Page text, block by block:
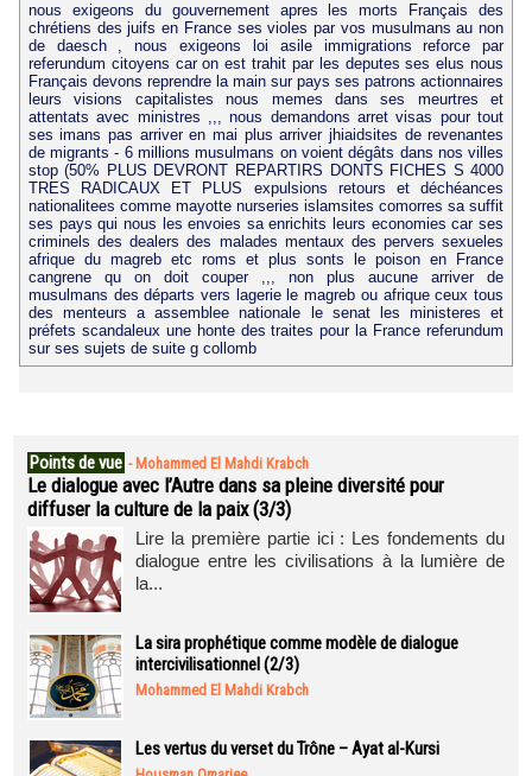
nous exigeons du gouvernement apres les morts Français des
chrétiens des juifs en France ses violes par vos musulmans au non
de daesch , nous exigeons loi asile immigrations reforce par
referundum citoyens car on est trahit par les deputes ses elus nous
Français devons reprendre la main sur pays ses patrons actionnaires
leurs visions capitalistes nous memes dans ses meurtres et
attentats avec ministres ,,, nous demandons arret visas pour tout
ses imans pas arriver en mai plus arriver jhiaidsites de revenantes
de migrants - 6 millions musulmans on voient dégâts dans nos villes
stop (50% PLUS DEVRONT REPARTIRS DONTS FICHES S 4000
TRES RADICAUX ET PLUS expulsions retours et déchéances
nationalitees comme mayotte nurseries islamsites comorres sa suffit
ses pays qui nous les envoies sa enrichits leurs economies car ses
criminels des dealers des malades mentaux des pervers sexueles
afrique du magreb etc roms et plus sonts le poison en France
cangrene qu on doit couper ,,, non plus aucune arriver de
musulmans des départs vers lagerie le magreb ou afrique ceux tous
des menteurs a assemblee nationale le senat les ministeres et
préfets scandaleux une honte des traites pour la France referundum
sur ses sujets de suite g collomb
Points de vue - Mohammed El Mahdi Krabch
Le dialogue avec l’Autre dans sa pleine diversité pour
diffuser la culture de la paix (3/3)
Lire la première partie ici : Les fondements du
dialogue entre les civilisations à la lumière de
la...
La sira prophétique comme modèle de dialogue
intercivilisationnel (2/3)
Mohammed El Mahdi Krabch
Les vertus du verset du Trône – Ayat al-Kursi